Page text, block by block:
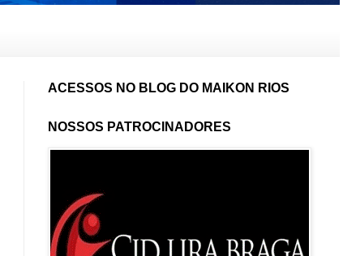
ACESSOS NO BLOG DO MAIKON RIOS
NOSSOS PATROCINADORES